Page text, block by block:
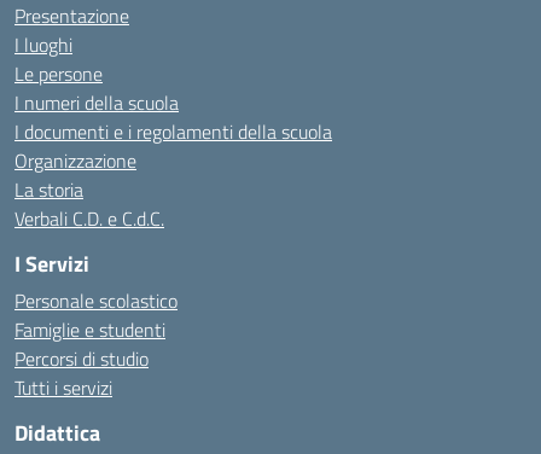
Presentazione
I luoghi
Le persone
I numeri della scuola
I documenti e i regolamenti della scuola
Organizzazione
La storia
Verbali C.D. e C.d.C.
I Servizi
Personale scolastico
Famiglie e studenti
Percorsi di studio
Tutti i servizi
Didattica